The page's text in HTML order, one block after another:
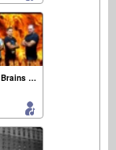
Burning Brains The Band